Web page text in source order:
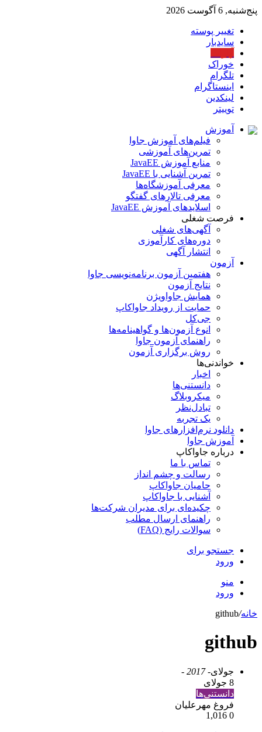
پنج‌شنبه, 6 آگوست 2026
تغییر پوسته
سایدبار
خوراک
تلگرام
اینستاگرام
لینکدین
توییتر
آموزش
فیلم‌های آموزش جاوا
تمرین‌های آموزشی
منابع آموزش JavaEE
تمرین آشنایی با JavaEE
معرفی آموزشگاه‌ها
معرفی تالارهای گفتگو
اسلایدهای آموزش JavaEE
فرصت شغلی
آگهی‌های شغلی
دوره‌های کارآموزی
انتشار آگهی
آزمون
هفتمین آزمون برنامه‌نویسی جاوا
نتایج آزمون
همایش جاواویژن
حمایت از رویداد جاواکاپ
جی‌کل
انوع آزمون‌ها و گواهینامه‌ها
راهنمای آزمون جاوا
روش برگزاری آزمون
خواندنی‌ها
اخبار
دانستنی‌ها
میکروبلاگ
تبادل‌نظر
یک تجربه
دانلود نرم‌افزارهای جاوا
آموزش جاوا
درباره جاواکاپ
تماس با ما
رسالت و چشم انداز
حامیان جاواکاپ
آشنایی با جاواکاپ
چکیده‌ای برای مدیران شرکت‌ها
راهنمای ارسال مطلب
سوالات رایج (FAQ)
جستجو برای
ورود
منو
ورود
خانه/
github
github
جولای- 2017 -
8 جولای
دانستنی‌ها
فروغ مهرعلیان
0